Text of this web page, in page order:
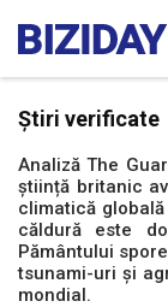
Știri verificate
Analiză The
știință britanic
climatică
căldură este
Pământului
tsunami-uri și
mondial.